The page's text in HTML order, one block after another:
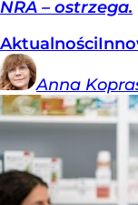
NRA – ostrzega.
Aktualności
Anna